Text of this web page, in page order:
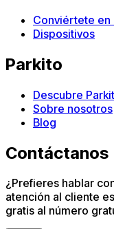
Conviértete en
Dispositivos
Parkito
Descubre
Sobre nosotros
Blog
Contáctanos
¿Prefieres hablar
atención al cliente
gratis al número